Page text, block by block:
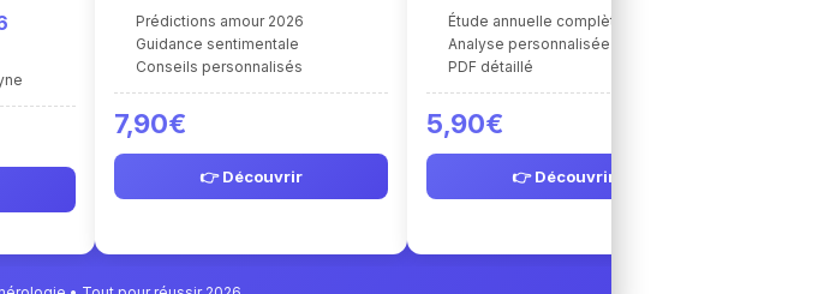
Prédictions amour 2026
Guidance sentimentale
Conseils personnalisés
7,90€
👉 Découvrir
Étude annuelle complète
Analyse personnalisée
PDF détaillé
5,90€
👉 Découvrir